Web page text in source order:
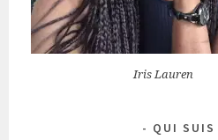
Iris Lauren
QUI SUIS